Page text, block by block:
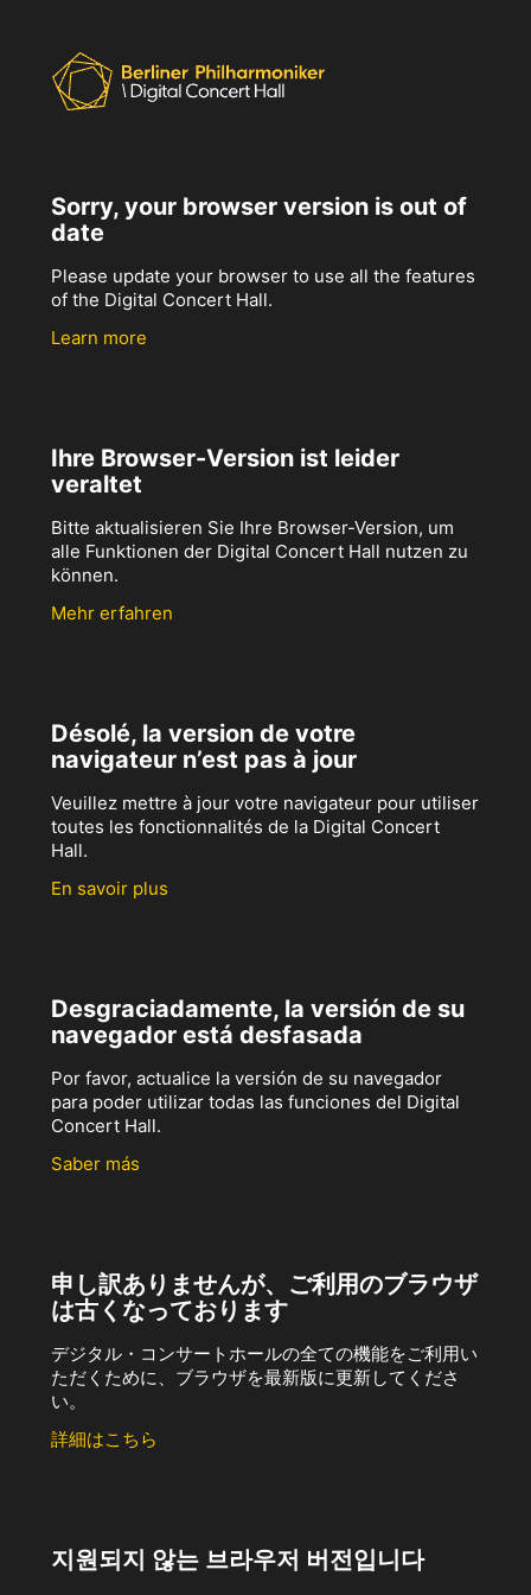
Sorry, your browser version is out of
date
Please update your browser to use all the features
of the Digital Concert Hall.
Learn more
Ihre Browser-Version ist leider
veraltet
Bitte aktualisieren Sie Ihre Browser-Version, um
alle Funktionen der Digital Concert Hall nutzen zu
können.
Mehr erfahren
Désolé, la version de votre
navigateur n’est pas à jour
Veuillez mettre à jour votre navigateur pour utiliser
toutes les fonctionnalités de la Digital Concert
Hall.
En savoir plus
Desgraciadamente, la versión de su
navegador está desfasada
Por favor, actualice la versión de su navegador
para poder utilizar todas las funciones del Digital
Concert Hall.
Saber más
申し訳ありませんが、ご利用のブラウザ
は古くなっております
デジタル・コンサートホールの全ての機能をご利用い
ただくために、ブラウザを最新版に更新してくださ
い。
詳細はこちら
지원되지 않는 브라우저 버전입니다